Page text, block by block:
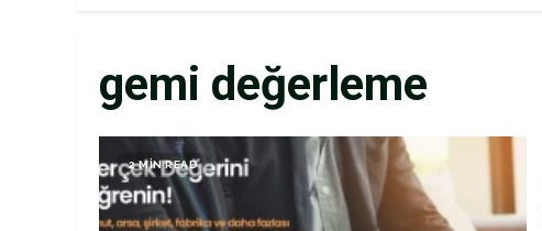
gemi değerleme
2 MIN READ